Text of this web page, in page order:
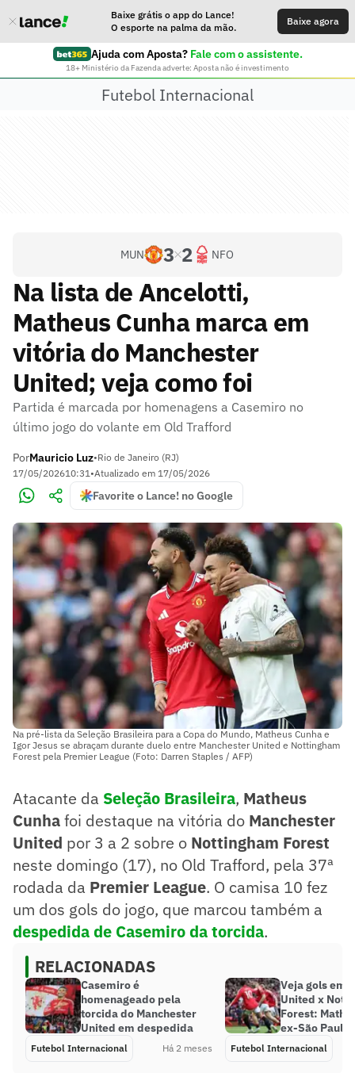
Baixe grátis o app do Lance!
O esporte na palma da mão.
Baixe agora
Ajuda com Aposta? Fale com o assistente.
18+ Ministério da Fazenda adverte: Aposta não é investimento
Futebol Internacional
MUN 3 2 NFO
Na lista de Ancelotti,
Matheus Cunha marca em
vitória do Manchester
United; veja como foi
Partida é marcada por homenagens a Casemiro no
último jogo do volante em Old Trafford
PorMauricio Luz•Rio de Janeiro (RJ)
17/05/202610:31•Atualizado em 17/05/2026
Favorite o Lance! no Google
Na pré-lista da Seleção Brasileira para a Copa do Mundo, Matheus Cunha e
Igor Jesus se abraçam durante duelo entre Manchester United e Nottingham
Forest pela Premier League (Foto: Darren Staples / AFP)
Atacante da Seleção Brasileira, Matheus
Cunhafoi destaque na vitória do Manchester
United por 3 a 2 sobre o Nottingham Forest
neste domingo (17), no Old Trafford, pela 37ª
rodada da Premier League. O camisa 10 fez
um dos gols do jogo, que marcou também a
despedida de Casemiro da torcida.
RELACIONADAS
Casemiro é
homenageado pela
torcida do Manchester
United em despedida
Futebol Internacional Há 2 meses
Veja gols em
United x
Forest:
ex-São Paulo
Futebol Internacional